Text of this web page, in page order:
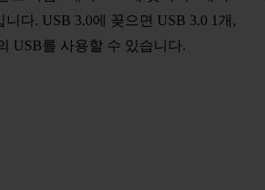
다. USB 3.0에 꽂으면 USB 3.0 1개,
USB를 사용할 수 있습니다.